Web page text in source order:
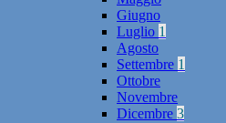
Giugno
Luglio 1
Agosto
Settembre 1
Ottobre
Novembre
Dicembre 3